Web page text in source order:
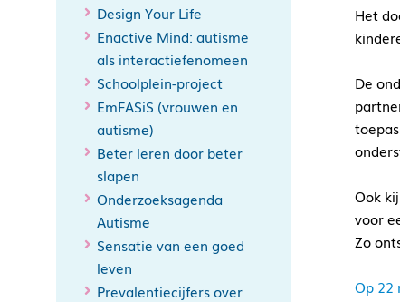
Design Your Life
Enactive Mind: autisme
als interactiefenomeen
Schoolplein-project
EmFASiS (vrouwen en
autisme)
Beter leren door beter
slapen
Onderzoeksagenda
Autisme
Sensatie van een goed
leven
Prevalentiecijfers over
Het
De
Ook
voor
Zo
Op 22